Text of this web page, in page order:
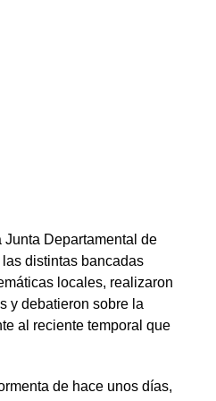
Departamental de
distintas bancadas
locales, realizaron
y debatieron sobre la
al reciente temporal que
de hace unos días,